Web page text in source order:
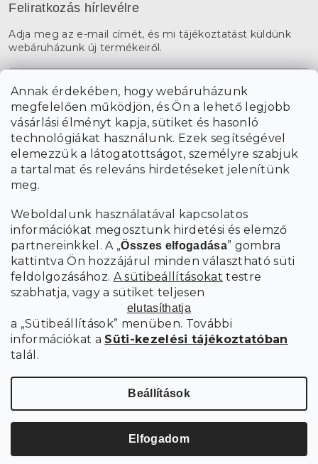
Annak érdekében, hogy webáruházunk
megfelelően működjön, és Ön a lehető legjobb
vásárlási élményt kapja, sütiket és hasonló
technológiákat használunk. Ezek segítségével
elemezzük a látogatottságot, személyre szabjuk
a tartalmat és releváns hirdetéseket jelenítünk
meg.
Weboldalunk használatával kapcsolatos
információkat megosztunk hirdetési és elemző
partnereinkkel. A „Összes elfogadása” gombra
kattintva Ön hozzájárul minden választható süti
feldolgozásához. A sütibeállításokat testre
szabhatja, vagy a sütiket teljesen
elutasíthatja
a „Sütibeállítások” menüben. További
információkat a Süti-kezelési tájékoztatóban
talál.
Beállítások
Elfogadom
Feliratkozás hírlevélre
Adja meg az e-mail címét, és mi tájékoztatást küldünk
webáruházunk új termékeiről.
A hírlevelekre való feliratkozással egyetérteka személyes
adatok feldolgozásával.
FELIRATKOZÁS
Shoptet Premium készítette